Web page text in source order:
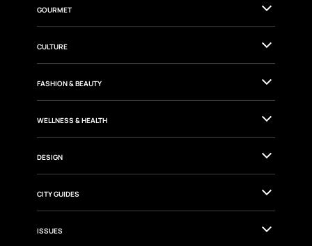
GOURMET
CULTURE
FASHION & BEAUTY
WELLNESS & HEALTH
DESIGN
CITY GUIDES
ISSUES